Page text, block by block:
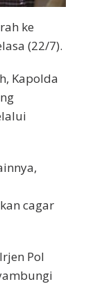
ke
(22/7).
Kapolda
cagar
Pol